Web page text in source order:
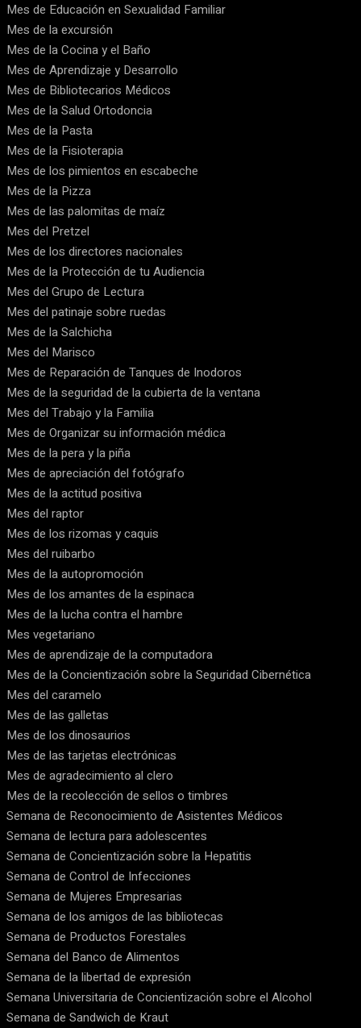
Mes de Educación en Sexualidad Familiar
Mes de la excursión
Mes de la Cocina y el Baño
Mes de Aprendizaje y Desarrollo
Mes de Bibliotecarios Médicos
Mes de la Salud Ortodoncia
Mes de la Pasta
Mes de la Fisioterapia
Mes de los pimientos en escabeche
Mes de la Pizza
Mes de las palomitas de maíz
Mes del Pretzel
Mes de los directores nacionales
Mes de la Protección de tu Audiencia
Mes del Grupo de Lectura
Mes del patinaje sobre ruedas
Mes de la Salchicha
Mes del Marisco
Mes de Reparación de Tanques de Inodoros
Mes de la seguridad de la cubierta de la ventana
Mes del Trabajo y la Familia
Mes de Organizar su información médica
Mes de la pera y la piña
Mes de apreciación del fotógrafo
Mes de la actitud positiva
Mes del raptor
Mes de los rizomas y caquis
Mes del ruibarbo
Mes de la autopromoción
Mes de los amantes de la espinaca
Mes de la lucha contra el hambre
Mes vegetariano
Mes de aprendizaje de la computadora
Mes de la Concientización sobre la Seguridad Cibernética
Mes del caramelo
Mes de las galletas
Mes de los dinosaurios
Mes de las tarjetas electrónicas
Mes de agradecimiento al clero
Mes de la recolección de sellos o timbres
Semana de Reconocimiento de Asistentes Médicos
Semana de lectura para adolescentes
Semana de Concientización sobre la Hepatitis
Semana de Control de Infecciones
Semana de Mujeres Empresarias
Semana de los amigos de las bibliotecas
Semana de Productos Forestales
Semana del Banco de Alimentos
Semana de la libertad de expresión
Semana Universitaria de Concientización sobre el Alcohol
Semana de Sandwich de Kraut